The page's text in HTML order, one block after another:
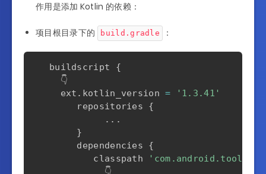
作用是添加 Kotlin 的依赖：
项目根目录下的 build.gradle ：
   buildscript
{
     👇
     ext
. kotlin_version =
'1.3.41'
        repositories
{
...
}
        dependencies
{
           classpath
             👇